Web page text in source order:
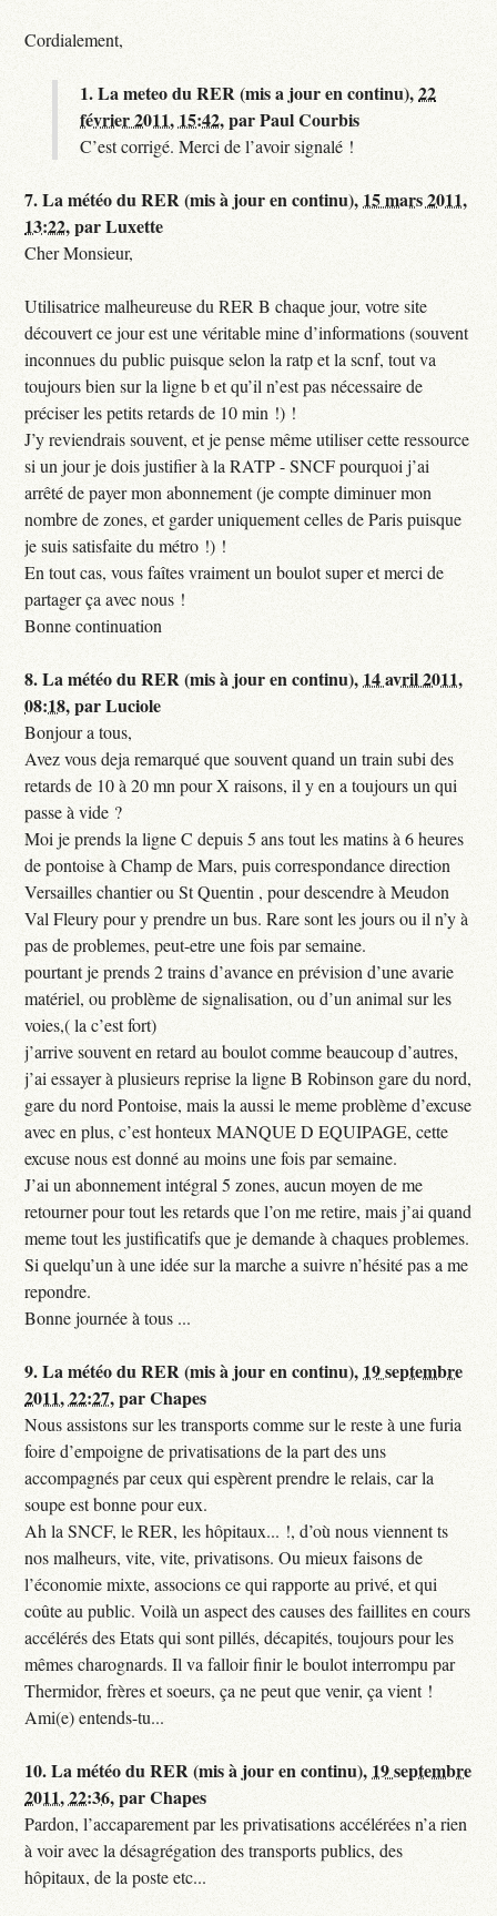
Cordialement,
1.La meteo du RER (mis a jour en continu),22
février 2011, 15:42,parPaul Courbis
C’est corrigé. Merci de l’avoir signalé !
7.La météo du RER (mis à jour en continu), 15 mars 2011,
13:22,parLuxette
Cher Monsieur,
Utilisatrice malheureuse du RER B chaque jour, votre site
découvert ce jour est une véritable mine d’informations (souvent
inconnues du public puisque selon la ratp et la scnf, tout va
toujours bien sur la ligne b et qu’il n’est pas nécessaire de
préciser les petits retards de 10 min !) !
J’y reviendrais souvent, et je pense même utiliser cette ressource
si un jour je dois justifier à la RATP - SNCF pourquoi j’ai
arrêté de payer mon abonnement (je compte diminuer mon
nombre de zones, et garder uniquement celles de Paris puisque
je suis satisfaite du métro !) !
En tout cas, vous faîtes vraiment un boulot super et merci de
partager ça avec nous !
Bonne continuation
8.La météo du RER (mis à jour en continu), 14 avril 2011,
08:18,parLuciole
Bonjour a tous,
Avez vous deja remarqué que souvent quand un train subi des
retards de 10 à 20 mn pour X raisons, il y en a toujours un qui
passe à vide ?
Moi je prends la ligne C depuis 5 ans tout les matins à 6 heures
de pontoise à Champ de Mars, puis correspondance direction
Versailles chantier ou St Quentin , pour descendre à Meudon
Val Fleury pour y prendre un bus. Rare sont les jours ou il n’y à
pas de problemes, peut-etre une fois par semaine.
pourtant je prends 2 trains d’avance en prévision d’une avarie
matériel, ou problème de signalisation, ou d’un animal sur les
voies,( la c’est fort)
j’arrive souvent en retard au boulot comme beaucoup d’autres,
j’ai essayer à plusieurs reprise la ligne B Robinson gare du nord,
gare du nord Pontoise, mais la aussi le meme problème d’excuse
avec en plus, c’est honteux MANQUE D EQUIPAGE, cette
excuse nous est donné au moins une fois par semaine.
J’ai un abonnement intégral 5 zones, aucun moyen de me
retourner pour tout les retards que l’on me retire, mais j’ai quand
meme tout les justificatifs que je demande à chaques problemes.
Si quelqu’un à une idée sur la marche a suivre n’hésité pas a me
repondre.
Bonne journée à tous ...
9.La météo du RER (mis à jour en continu), 19 septembre
2011, 22:27,parChapes
Nous assistons sur les transports comme sur le reste à une furia
foire d’empoigne de privatisations de la part des uns
accompagnés par ceux qui espèrent prendre le relais, car la
soupe est bonne pour eux.
Ah la SNCF, le RER, les hôpitaux... !, d’où nous viennent ts
nos malheurs, vite, vite, privatisons. Ou mieux faisons de
l’économie mixte, associons ce qui rapporte au privé, et qui
coûte au public. Voilà un aspect des causes des faillites en cours
accélérés des Etats qui sont pillés, décapités, toujours pour les
mêmes charognards. Il va falloir finir le boulot interrompu par
Thermidor, frères et soeurs, ça ne peut que venir, ça vient !
Ami(e) entends-tu...
10.La météo du RER (mis à jour en continu), 19 septembre
2011, 22:36,parChapes
Pardon, l’accaparement par les privatisations accélérées n’a rien
à voir avec la désagrégation des transports publics, des
hôpitaux, de la poste etc...